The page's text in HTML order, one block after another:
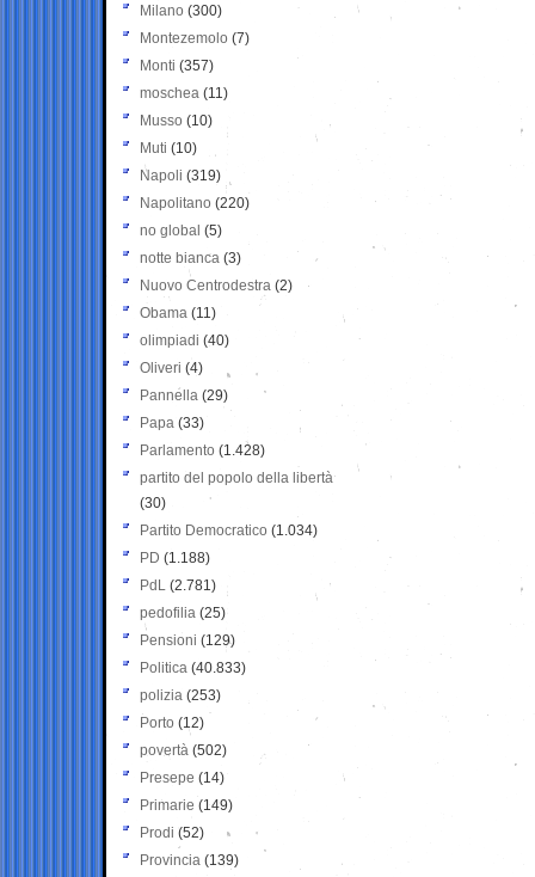
Milano (300)
Montezemolo (7)
Monti (357)
moschea (11)
Musso (10)
Muti (10)
Napoli (319)
Napolitano (220)
no global (5)
notte bianca (3)
Nuovo Centrodestra (2)
Obama (11)
olimpiadi (40)
Oliveri (4)
Pannella (29)
Papa (33)
Parlamento (1.428)
partito del popolo della libertà
(30)
Partito Democratico (1.034)
PD (1.188)
PdL (2.781)
pedofilia (25)
Pensioni (129)
Politica (40.833)
polizia (253)
Porto (12)
povertà (502)
Presepe (14)
Primarie (149)
Prodi (52)
Provincia (139)